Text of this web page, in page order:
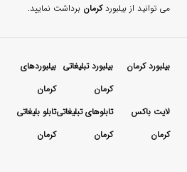
می توانید از بیلبوردکرمان برداشت نمایید.
بیلبورد کرمان
بیلبورد تبلیغاتی
کرمان
بیلبوردهای
کرمان
لایت باکس
کرمان
تابلوهای تبلیغاتی
کرمان
تابلو بلیغاتی
کرمان